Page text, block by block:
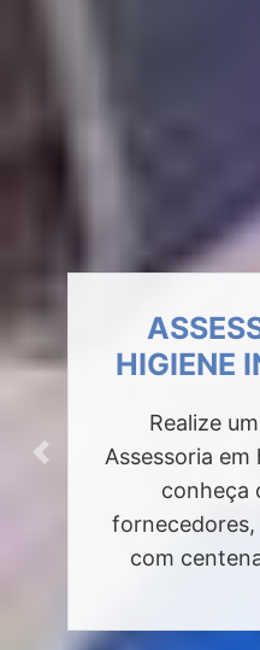
ANÁLISE
DO
Realize uma
de higiene do
os melhores
produtos já
Previous